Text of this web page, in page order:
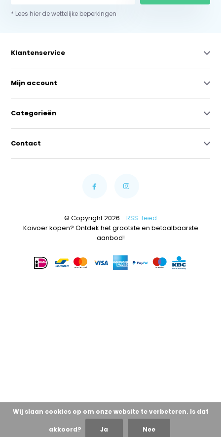
* Lees hier de wettelijke beperkingen
Klantenservice
Mijn account
Categorieën
Contact
© Copyright 2026 - RSS-feed
Koivoer kopen? Ontdek het grootste en betaalbaarste
aanbod!
Wij slaan cookies op om onze website te verbeteren. Is dat
akkoord? Ja Nee